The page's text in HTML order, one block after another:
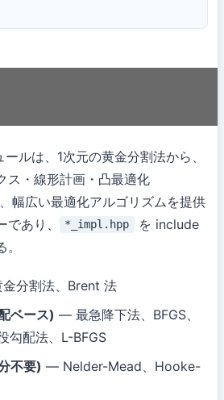
ルは、1次元の黄金分割法から、
ス・線形計画・凸最適化
幅広い最適化アルゴリズムを提供
あり、
*_impl.hpp
を include
分割法、Brent 法
ベース) — 最急降下法、BFGS、
勾配法、L-BFGS
不要) — Nelder-Mead、Hooke-